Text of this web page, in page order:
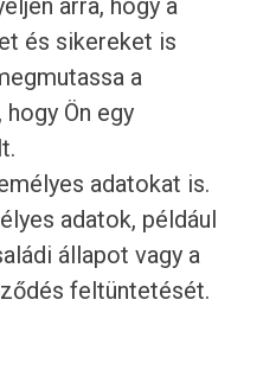
arra, hogy a
és sikereket is
a
Ön egy
adatokat is.
adatok, például
állapot vagy a
feltüntetését.